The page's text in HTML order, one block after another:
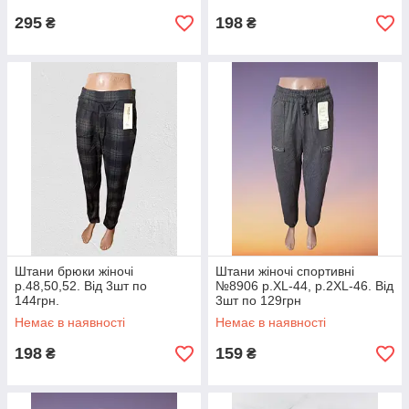
295 ₴ 198 ₴
Штани брюки жіночі
р.48,50,52. Від 3шт по
144грн.
Немає в наявності
198 ₴
Штани жіночі спортивні
№8906 р.XL-44, р.2XL-46. Від
3шт по 129грн
Немає в наявності
159 ₴